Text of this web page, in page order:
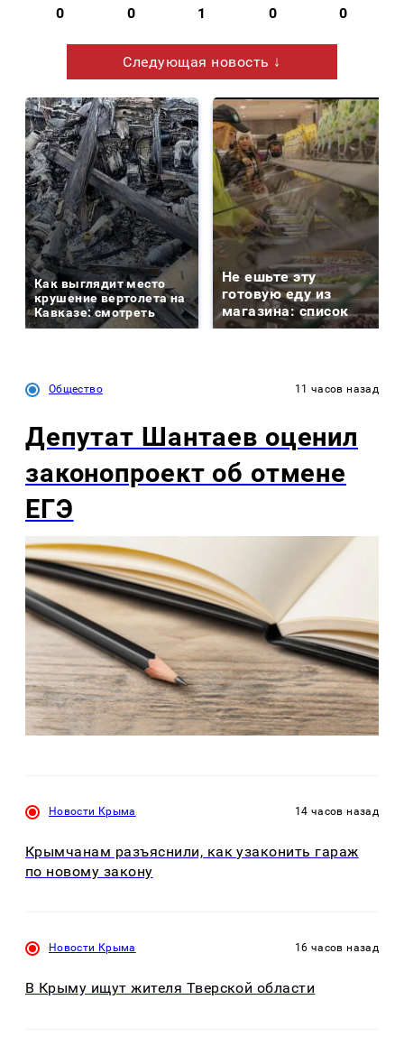
0 0 1 0 0
Следующая новость ↓
Как выглядит место
крушение вертолета на
Кавказе: смотреть
Не ешьте эту
готовую еду из
магазина: список
Общество 11 часов назад
Депутат Шантаев оценил
законопроект об отмене
ЕГЭ
Новости Крыма 14 часов назад
Крымчанам разъяснили, как узаконить гараж
по новому закону
Новости Крыма 16 часов назад
В Крыму ищут жителя Тверской области